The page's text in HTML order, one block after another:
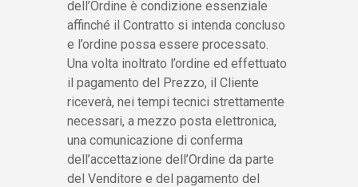
dell’Ordine è condizione essenziale
affinché il Contratto si intenda concluso
e l’ordine possa essere processato.
Una volta inoltrato l’ordine ed effettuato
il pagamento del Prezzo, il Cliente
riceverà, nei tempi tecnici strettamente
necessari, a mezzo posta elettronica,
una comunicazione di conferma
dell’accettazione dell’Ordine da parte
del Venditore e del pagamento del